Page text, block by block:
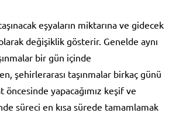
eşyaların miktarına ve gidecek
değişiklik gösterir. Genelde aynı
bir gün içinde
şehirlerarası taşınmalar birkaç günü
öncesinde yapacağımız keşif ve
süreci en kısa sürede tamamlamak
Temsilcisi